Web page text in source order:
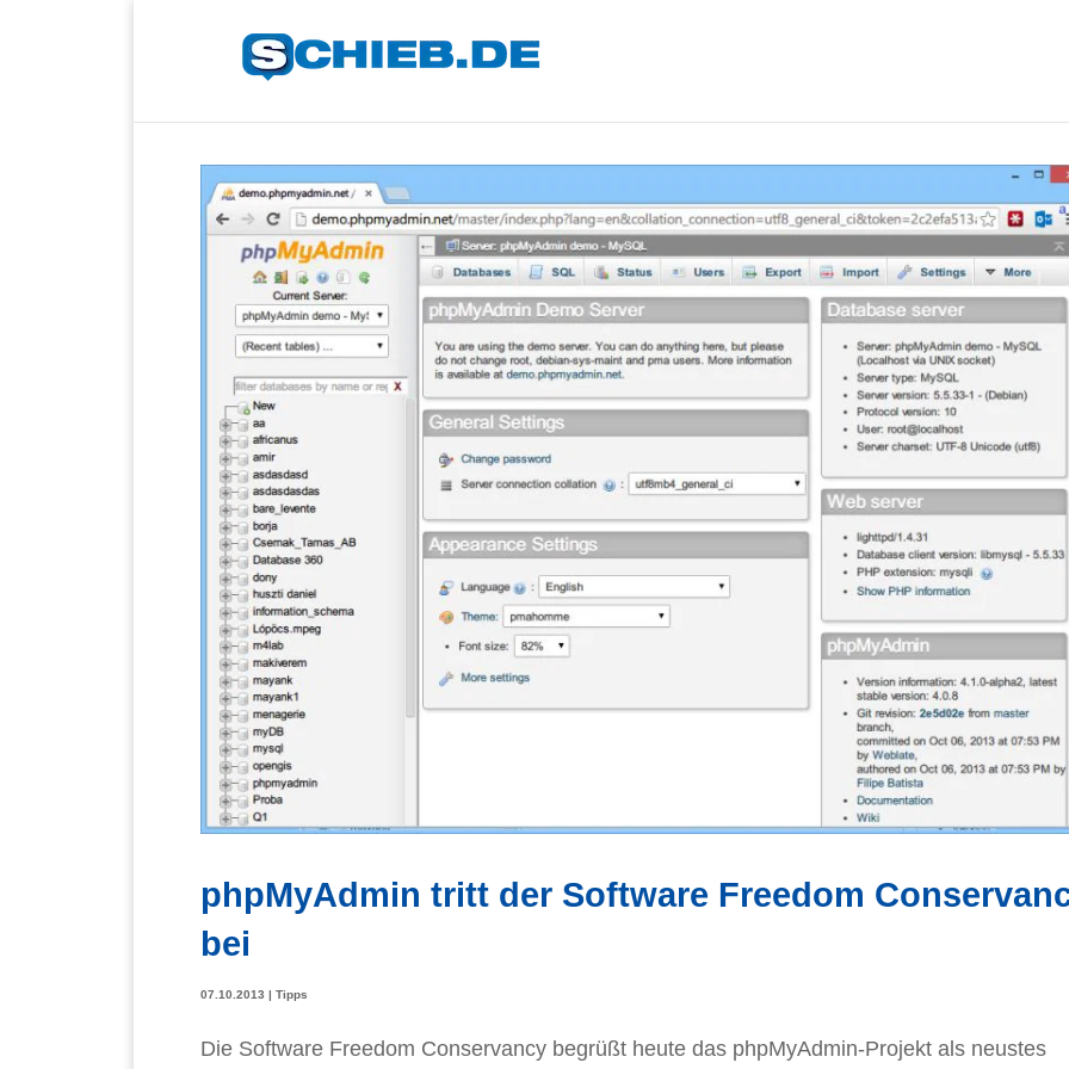
phpMyAdmin tritt der Software Freedom
bei
07.10.2013 | Tipps
Die Software Freedom Conservancy begrüßt heute das phpMyAdmin-Projekt als neustes